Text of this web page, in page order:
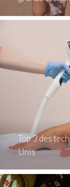
Top 3 des
Unis